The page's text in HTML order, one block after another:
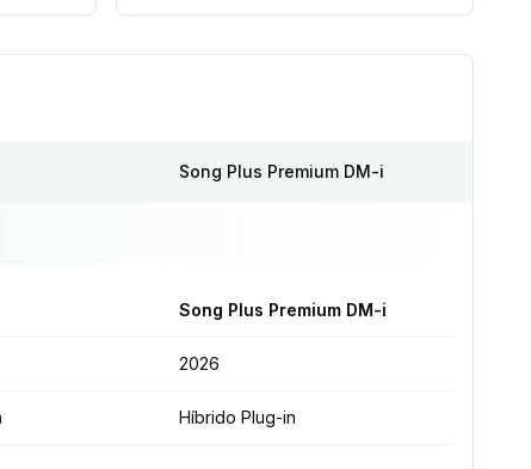
Song Plus Premium DM-i
Song Plus Premium DM-i
2026
Híbrido Plug-in